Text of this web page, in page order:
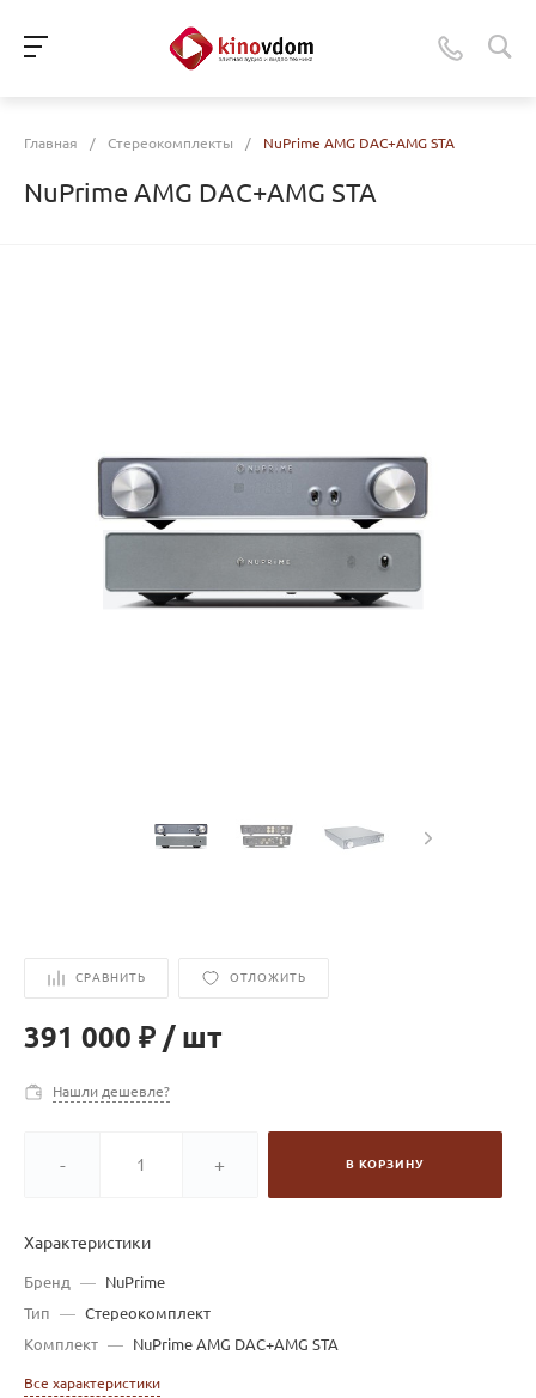
Главная / Стереокомплекты / NuPrime AMG DAC+AMG STA
NuPrime AMG DAC+AMG STA
СРАВНИТЬ ОТЛОЖИТЬ
391 000 ₽ / шт
Нашли дешевле?
- + В КОРЗИНУ
Характеристики
Бренд —
NuPrime
Тип
— Стереокомплект
Комплект — NuPrime AMG DAC+AMG STA
Все характеристики